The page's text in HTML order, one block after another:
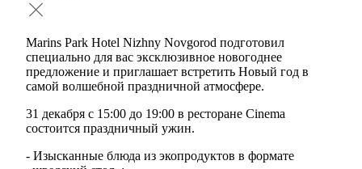
Marins Park Hotel Nizhny Novgorod подготовил
специально для вас эксклюзивное новогоднее
предложение и приглашает встретить Новый год в
самой волшебной праздничной атмосфере.
31 декабря с 15:00 до 19:00 в ресторане Cinema
состоится праздничный ужин.
- Изысканные блюда из экопродуктов в формате